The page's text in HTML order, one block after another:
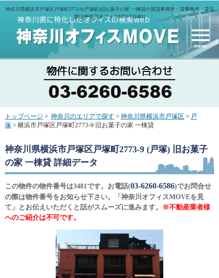
神奈川県横浜市戸塚区戸塚町2773-9(戸塚駅)旧お菓子の家 一棟貸の賃貸事務所・貸事務所・貸店
舗は神奈川オフィスMOVE[3481]
menu
トップページ > 神奈川のエリアで探す > 神奈川県横浜市戸塚区 > 戸
塚 > 横浜市戸塚区戸塚町2773-9 旧お菓子の家 一棟貸
神奈川県横浜市戸塚区戸塚町2773-9 (戸塚) 旧お菓子
の家 一棟貸 詳細データ
この物件の物件番号は3481です。お電話(03-6260-6586)でお問合せ
の際は物件番号をお知らせ下さい。「神奈川オフィスMOVEを見
て」とお伝えいただくと話がスムーズに進みます。
※不動産業者様
へのご紹介は不可です。